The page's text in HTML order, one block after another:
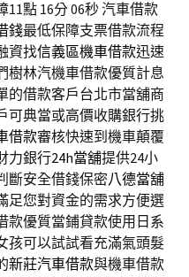
點 16分 06秒汽車借款
錢最低保障支票借款流程
資找信義區機車借款迅速
樹林汽機車借款優質計息
的借款客戶台北市當舖商
可典當或高價收購銀行挑
借款審核快速到機車顛覆
力銀行24h當舖提供24小
斷安全借錢保密八德當舖
足您對資金的需求方便選
款優質當鋪貸款使用日系
孩可以試試看充滿氣頭髮
新莊汽車借款與機車借款